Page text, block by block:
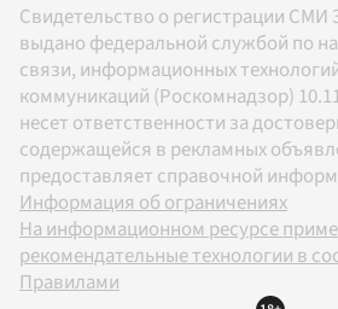
Свидетельство о регистрации
выдано федеральной службой по
связи, информационных
коммуникаций (Роскомнадзор)
несет ответственности за
содержащейся в рекламных
предоставляет справочной
Информация об ограничениях
На информационном ресурсе
рекомендательные технологии в
Правилами